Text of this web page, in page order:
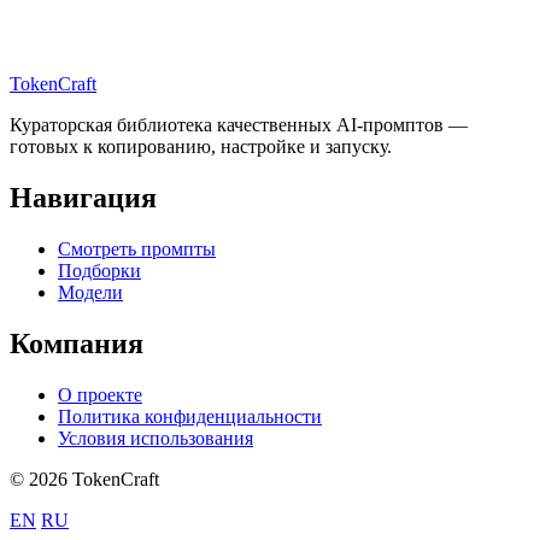
TokenCraft
Кураторская библиотека качественных AI-промптов —
готовых к копированию, настройке и запуску.
Навигация
Смотреть промпты
Подборки
Модели
Компания
О проекте
Политика конфиденциальности
Условия использования
© 2026 TokenCraft
EN RU